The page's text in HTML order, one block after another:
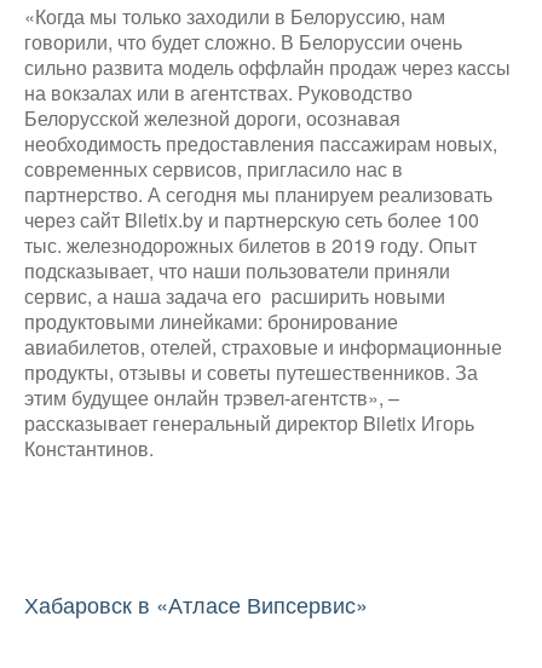
«Когда мы только заходили в Белоруссию, нам
говорили, что будет сложно. В Белоруссии очень
сильно развита модель оффлайн продаж через кассы
на вокзалах или в агентствах. Руководство
Белорусской железной дороги, осознавая
необходимость предоставления пассажирам новых,
современных сервисов, пригласило нас в
партнерство. А сегодня мы планируем реализовать
через сайт Biletix.by и партнерскую сеть более 100
тыс. железнодорожных билетов в 2019 году. Опыт
подсказывает, что наши пользователи приняли
сервис, а наша задача его расширить новыми
продуктовыми линейками: бронирование
авиабилетов, отелей, страховые и информационные
продукты, отзывы и советы путешественников. За
этим будущее онлайн трэвел-агентств», –
рассказывает генеральный директор Biletix Игорь
Константинов.
Хабаровск в «Атласе Випсервис»